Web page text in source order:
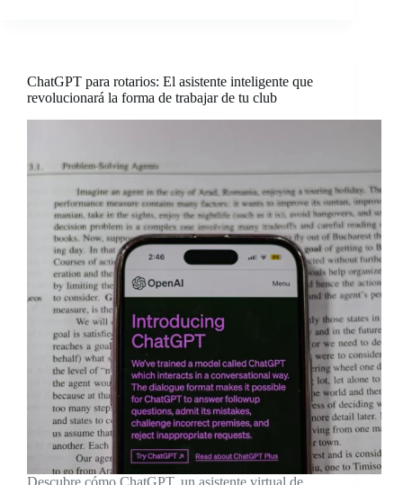
ChatGPT para rotarios: El asistente inteligente que
revolucionará la forma de trabajar de tu club